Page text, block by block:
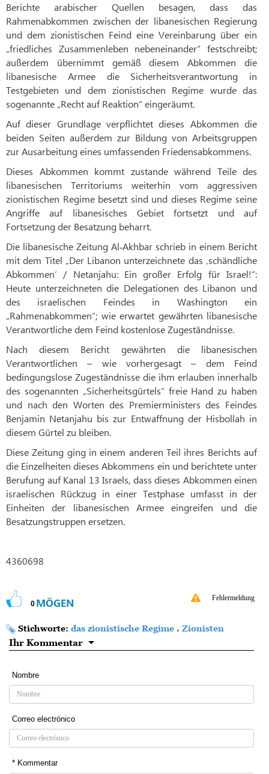
Berichte arabischer Quellen besagen, dass das
Rahmenabkommen zwischen der libanesischen Regierung
und dem zionistischen Feind eine Vereinbarung über ein
„friedliches Zusammenleben nebeneinander“ festschreibt;
außerdem übernimmt gemäß diesem Abkommen die
libanesische Armee die Sicherheitsverantwortung in
Testgebieten und dem zionistischen Regime wurde das
sogenannte „Recht auf Reaktion“ eingeräumt.
Auf dieser Grundlage verpflichtet dieses Abkommen die
beiden Seiten außerdem zur Bildung von Arbeitsgruppen
zur Ausarbeitung eines umfassenden Friedensabkommens.
Dieses Abkommen kommt zustande während Teile des
libanesischen Territoriums weiterhin vom aggressiven
zionistischen Regime besetzt sind und dieses Regime seine
Angriffe auf libanesisches Gebiet fortsetzt und auf
Fortsetzung der Besatzung beharrt.
Die libanesische Zeitung Al‑Akhbar schrieb in einem Bericht
mit dem Titel „Der Libanon unterzeichnete das ‚schändliche
Abkommen‘ / Netanjahu: Ein großer Erfolg für Israel!“:
Heute unterzeichneten die Delegationen des Libanon und
des israelischen Feindes in Washington ein
„Rahmenabkommen“; wie erwartet gewährten libanesische
Verantwortliche dem Feind kostenlose Zugeständnisse.
Nach diesem Bericht gewährten die libanesischen
Verantwortlichen – wie vorhergesagt – dem Feind
bedingungslose Zugeständnisse die ihm erlauben innerhalb
des sogenannten „Sicherheitsgürtels“ freie Hand zu haben
und nach den Worten des Premierministers des Feindes
Benjamin Netanjahu bis zur Entwaffnung der Hisbollah in
diesem Gürtel zu bleiben.
Diese Zeitung ging in einem anderen Teil ihres Berichts auf
die Einzelheiten dieses Abkommens ein und berichtete unter
Berufung auf Kanal 13 Israels, dass dieses Abkommen einen
israelischen Rückzug in einer Testphase umfasst in der
Einheiten der libanesischen Armee eingreifen und die
Besatzungstruppen ersetzen.
4360698
0 MÖGEN Fehlermeldung
Stichworte: das zionistische Regime ، Zionisten
Ihr Kommentar
Nombre
Correo electrónico
* Kommentar